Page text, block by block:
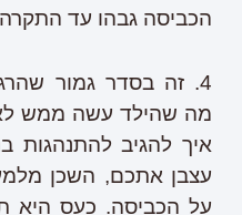
הכביסה גבהו עד
4. זה בסדר גמור
מה שהילד עשה ממש
איך להגיב להתנהגות
עצבן אתכם, השכן
על הכביסה. כעס היא